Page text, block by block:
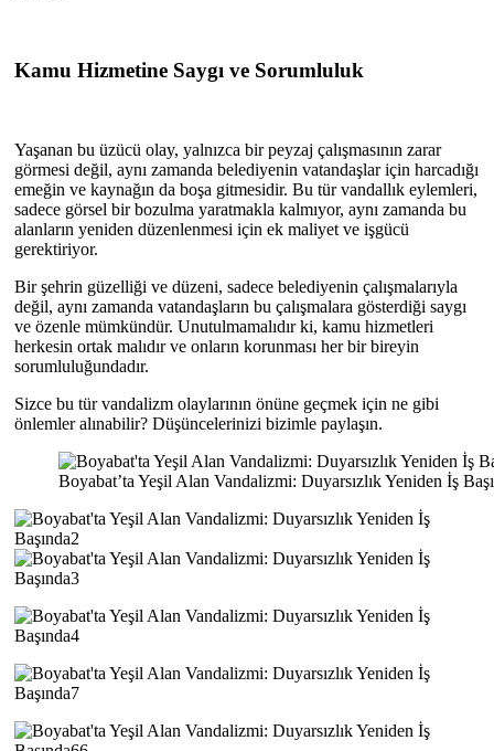
Kamu Hizmetine Saygı ve Sorumluluk
Yaşanan bu üzücü olay, yalnızca bir peyzaj çalışmasının zarar
görmesi değil, aynı zamanda belediyenin vatandaşlar için harcadığı
emeğin ve kaynağın da boşa gitmesidir. Bu tür vandallık eylemleri,
sadece görsel bir bozulma yaratmakla kalmıyor, aynı zamanda bu
alanların yeniden düzenlenmesi için ek maliyet ve işgücü
gerektiriyor.
Bir şehrin güzelliği ve düzeni, sadece belediyenin çalışmalarıyla
değil, aynı zamanda vatandaşların bu çalışmalara gösterdiği saygı
ve özenle mümkündür. Unutulmamalıdır ki, kamu hizmetleri
herkesin ortak malıdır ve onların korunması her bir bireyin
sorumluluğundadır.
Sizce bu tür vandalizm olaylarının önüne geçmek için ne gibi
önlemler alınabilir? Düşüncelerinizi bizimle paylaşın.
Boyabat’ta Yeşil Alan Vandalizmi: Duyarsızlık Yeniden İş